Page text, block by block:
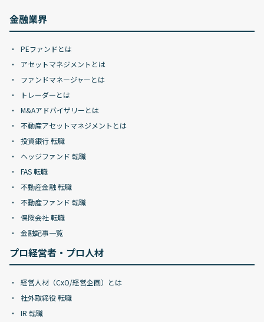
金融業界
PEファンドとは
アセットマネジメントとは
ファンドマネージャーとは
トレーダーとは
M&Aアドバイザリーとは
不動産アセットマネジメントとは
投資銀行 転職
ヘッジファンド 転職
FAS 転職
不動産金融 転職
不動産ファンド 転職
保険会社 転職
金融記事一覧
プロ経営者・プロ人材
経営人材（CxO/経営企画）とは
社外取締役 転職
IR 転職